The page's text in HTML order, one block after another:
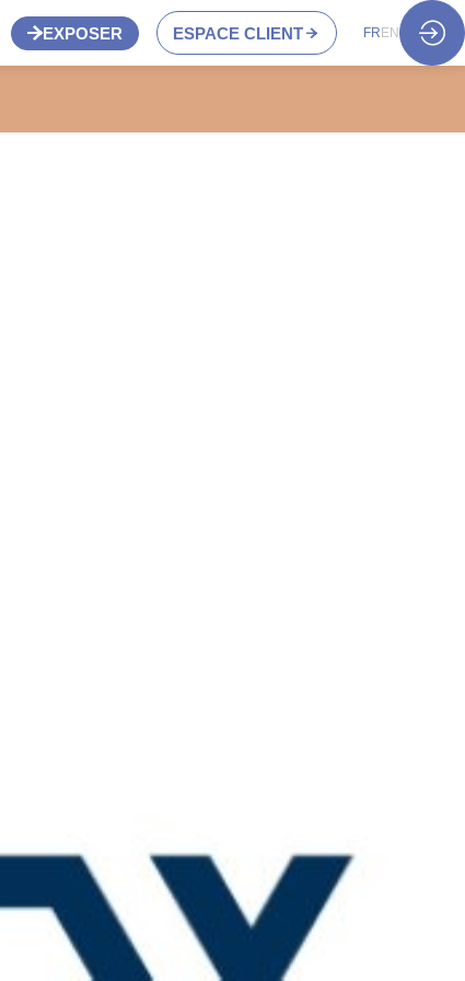
EXPOSER ESPACE CLIENT FR EN